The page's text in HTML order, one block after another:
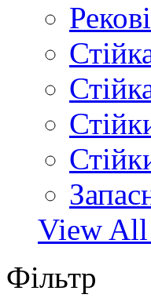
View All
Фільтр